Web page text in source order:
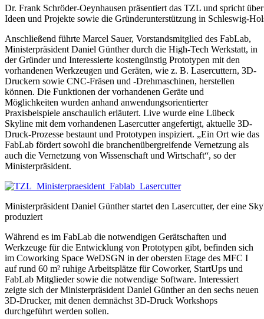
Dr. Frank Schröder-Oeynhausen präsentiert das TZL und spricht
Ideen und Projekte sowie die Gründerunterstützung in Schleswig-
Anschließend führte Marcel Sauer, Vorstandsmitglied des FabLab,
Ministerpräsident Daniel Günther durch die High-Tech Werkstatt, in
der Gründer und Interessierte kostengünstig Prototypen mit den
vorhandenen Werkzeugen und Geräten, wie z. B. Lasercuttern, 3D-
Druckern sowie CNC-Fräsen und -Drehmaschinen, herstellen
können. Die Funktionen der vorhandenen Geräte und
Möglichkeiten wurden anhand anwendungsorientierter
Praxisbeispiele anschaulich erläutert. Live wurde eine Lübeck
Skyline mit dem vorhandenen Lasercutter angefertigt, aktuelle 3D-
Druck-Prozesse bestaunt und Prototypen inspiziert. „Ein Ort wie das
FabLab fördert sowohl die branchenübergreifende Vernetzung als
auch die Vernetzung von Wissenschaft und Wirtschaft“, so der
Ministerpräsident.
Ministerpräsident Daniel Günther startet den Lasercutter, der eine
produziert
Während es im FabLab die notwendigen Gerätschaften und
Werkzeuge für die Entwicklung von Prototypen gibt, befinden sich
im Coworking Space WeDSGN in der obersten Etage des MFC I
auf rund 60 m² ruhige Arbeitsplätze für Coworker, StartUps und
FabLab Mitglieder sowie die notwendige Software. Interessiert
zeigte sich der Ministerpräsident Daniel Günther an den sechs neuen
3D-Drucker, mit denen demnächst 3D-Druck Workshops
durchgeführt werden sollen.